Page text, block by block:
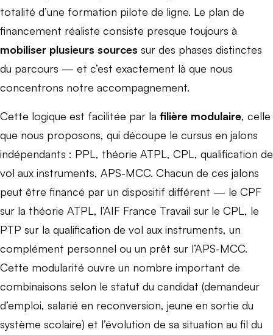
totalité d’une formation pilote de ligne. Le plan de
financement réaliste consiste presque toujours à
mobiliser plusieurs sources sur des phases distinctes
du parcours — et c’est exactement là que nous
concentrons notre accompagnement.
Cette logique est facilitée par la filière modulaire, celle
que nous proposons, qui découpe le cursus en jalons
indépendants : PPL, théorie ATPL, CPL, qualification de
vol aux instruments, APS-MCC. Chacun de ces jalons
peut être financé par un dispositif différent — le CPF
sur la théorie ATPL, l’AIF France Travail sur le CPL, le
PTP sur la qualification de vol aux instruments, un
complément personnel ou un prêt sur l’APS-MCC.
Cette modularité ouvre un nombre important de
combinaisons selon le statut du candidat (demandeur
d’emploi, salarié en reconversion, jeune en sortie du
système scolaire) et l’évolution de sa situation au fil du